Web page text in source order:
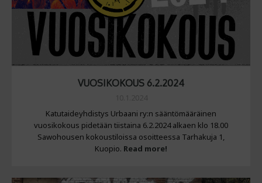
VUOSIKOKOUS 6.2.2024
Katutaideyhdistys Urbaani ry:n sääntömääräinen
vuosikokous pidetään tiistaina 6.2.2024 alkaen klo 18.00
Sawohousen kokoustiloissa osoitteessa Tarhakuja 1,
Kuopio. Read more!